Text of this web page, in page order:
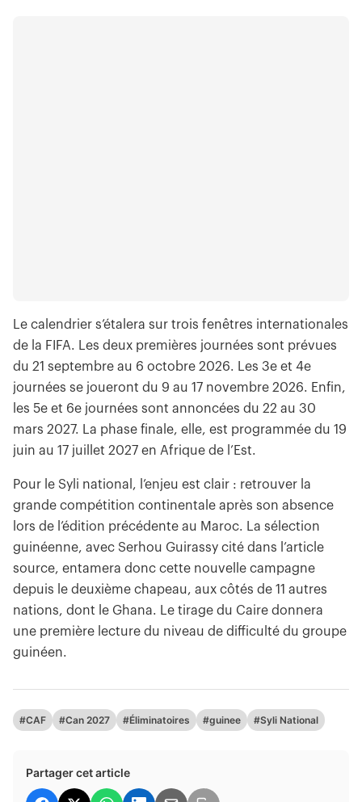
Le calendrier s’étalera sur trois fenêtres internationales
de la FIFA. Les deux premières journées sont prévues
du 21 septembre au 6 octobre 2026. Les 3e et 4e
journées se joueront du 9 au 17 novembre 2026. Enfin,
les 5e et 6e journées sont annoncées du 22 au 30
mars 2027. La phase finale, elle, est programmée du 19
juin au 17 juillet 2027 en Afrique de l’Est.
Pour le Syli national, l’enjeu est clair : retrouver la
grande compétition continentale après son absence
lors de l’édition précédente au Maroc. La sélection
guinéenne, avec Serhou Guirassy cité dans l’article
source, entamera donc cette nouvelle campagne
depuis le deuxième chapeau, aux côtés de 11 autres
nations, dont le Ghana. Le tirage du Caire donnera
une première lecture du niveau de difficulté du groupe
guinéen.
#CAF #Can 2027 #Éliminatoires #guinee #Syli National
Partager cet article